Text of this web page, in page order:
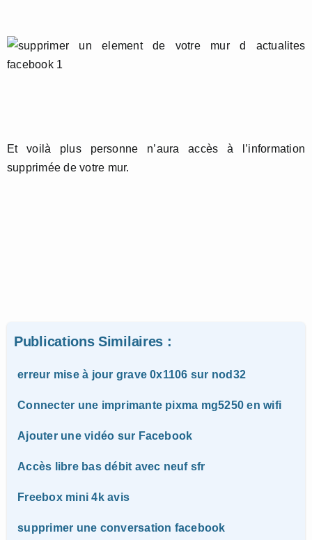
Et voilà plus personne n’aura accès à l’information
supprimée de votre mur.
Publications Similaires :
erreur mise à jour grave 0x1106 sur nod32
Connecter une imprimante pixma mg5250 en wifi
Ajouter une vidéo sur Facebook
Accès libre bas débit avec neuf sfr
Freebox mini 4k avis
supprimer une conversation facebook